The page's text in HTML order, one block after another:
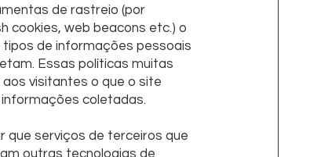
de rastreio (por
cookies, web beacons etc.) o
tipos de informações pessoais
Essas políticas muitas
visitantes o que o site
coletadas.
que serviços de terceiros que
outras tecnologias de